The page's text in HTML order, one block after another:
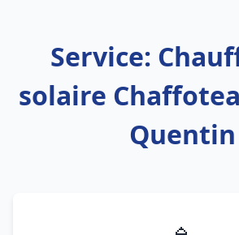
Service:
solaire
Quentin